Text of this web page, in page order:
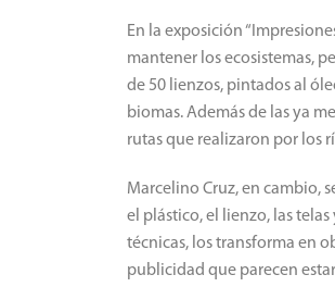
En la exposición
mantener los ecosistemas,
de 50 lienzos, pintados al
biomas.Además de las ya
rutas que realizaron por los
Marcelino Cruz, en cambio,
el plástico, el lienzo, las
técnicas, los transforma en
publicidad que parecen